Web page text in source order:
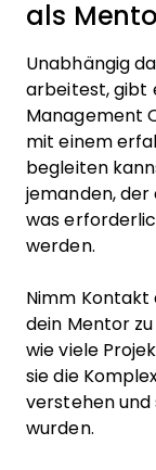
als
Unabhängig
arbeitest, gibt
Management
mit einem
begleiten
jemanden, der
was
werden.
Nimm Kontakt
dein Mentor
wie viele
sie die
verstehen
wurden.